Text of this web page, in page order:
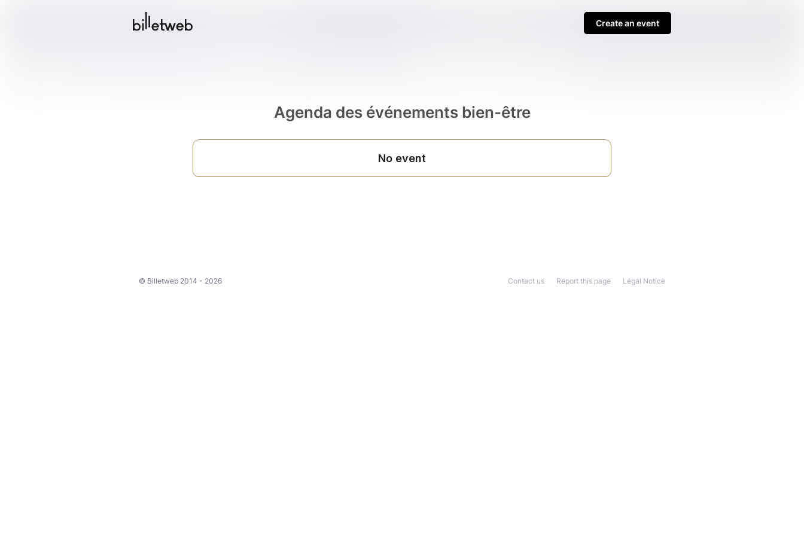
Create an event
Agenda des événements bien-être
© Billetweb 2014 - 2026 Legal Notice
Report this page
Contact us